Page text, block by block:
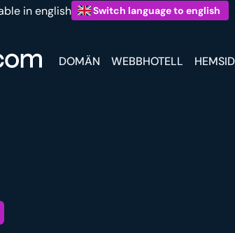
in english Switch language to english
DOMÄN WEBBHOTELL